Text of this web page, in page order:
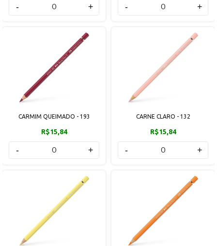
- + - +
CARMIM QUEIMADO - 193
R$15,84
- +
CARNE CLARO - 132
R$15,84
- +